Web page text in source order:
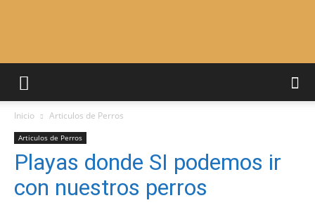
Adiestrar
–
Inicio Articulos de Perros
Articulos de Perros
Playas donde SI podemos ir
con nuestros perros